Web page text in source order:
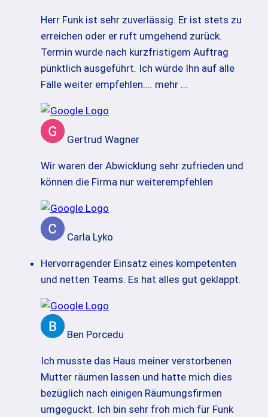
Herr Funk ist sehr zuverlässig. Er ist stets zu
erreichen oder er ruft umgehend zurück.
Termin wurde nach kurzfristigem Auftrag
pünktlich ausgeführt. Ich würde Ihn auf alle
Fälle weiter empfehlen.... mehr ...
Gertrud Wagner
Wir waren der Abwicklung sehr zufrieden und
können die Firma nur weiterempfehlen
Carla Lyko
Hervorragender Einsatz eines kompetenten
und netten Teams. Es hat alles gut geklappt.
Ben Porcedu
Ich musste das Haus meiner verstorbenen
Mutter räumen lassen und hatte mich dies
bezüglich nach einigen Räumungsfirmen
umgeguckt. Ich bin sehr froh mich für Funk